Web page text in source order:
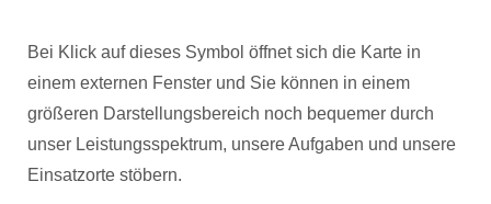
Bei Klick auf dieses Symbol öffnet sich die Karte in
einem externen Fenster und Sie können in einem
größeren Darstellungsbereich noch bequemer durch
unser Leistungsspektrum, unsere Aufgaben und unsere
Einsatzorte stöbern.